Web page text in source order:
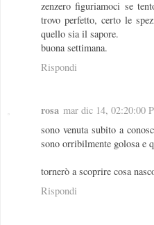
zenzero figuriamoci se
trovo perfetto, certo le
quello sia il sapore.
buona settimana.
Rispondi
rosa mar dic 14, 02:20:00
sono venuta subito a
sono orribilmente golosa e
tornerò a scoprire cosa
Rispondi